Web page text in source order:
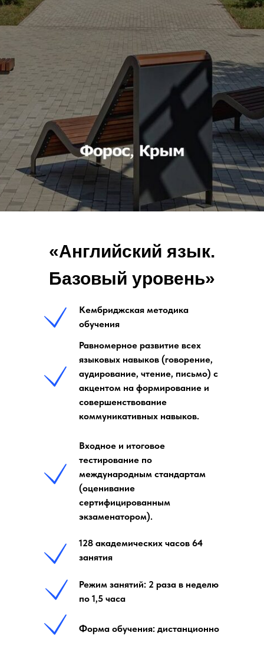
«Английский язык.
Базовый уровень»
Кембриджская методика
обучения
Равномерное развитие всех
языковых навыков (говорение,
аудирование, чтение, письмо) с
акцентом на формирование и
совершенствование
коммуникативных навыков.
Форма обучения: дистанционно
Режим занятий: 2 раза в неделю
по 1,5 часа
128 академических часов 64
занятия
Входное и итоговое
тестирование по
международным стандартам
(оценивание
сертифицированным
экзаменатором).